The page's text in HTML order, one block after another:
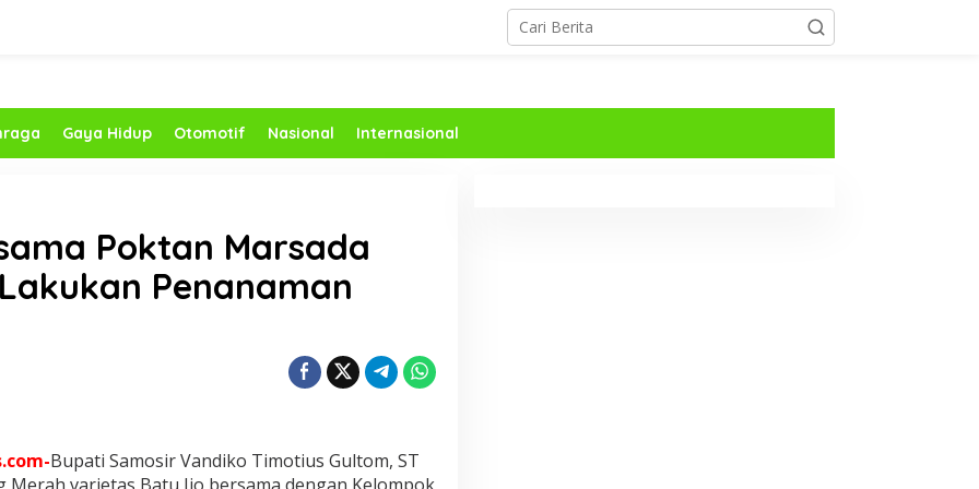
Gaya Hidup Otomotif Nasional Internasional
Poktan Marsada
Penanaman
Bupati Samosir Vandiko Timotius Gultom, ST